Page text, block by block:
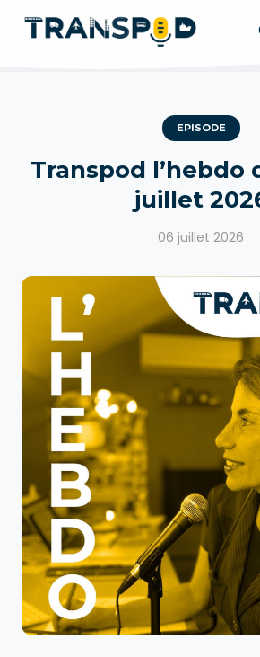
EPISODE
Transpod l’hebdo
juillet
06 juillet 2026